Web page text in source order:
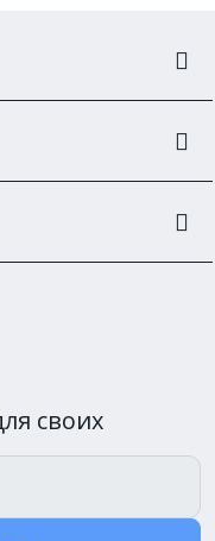
своих